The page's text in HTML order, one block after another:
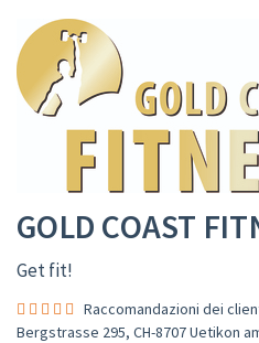
GOLD COAST
Get fit!
Raccomandazioni dei
Bergstrasse 295, CH-8707 Uetikon